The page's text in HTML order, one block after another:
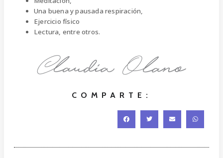
Una buena y pausada respiración,
Ejercicio físico
Lectura, entre otros.
COMPARTE: